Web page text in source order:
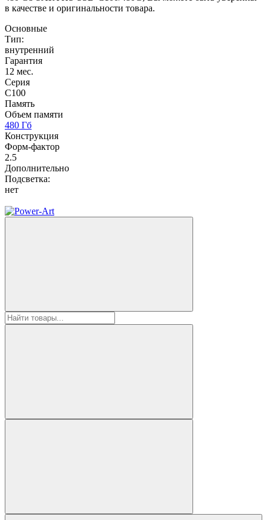
в качестве и оригинальности товара.
Основные
Тип:
внутренний
Гарантия
12 мес.
Серия
C100
Память
Объем памяти
480 Гб
Конструкция
Форм-фактор
2.5
Дополнительно
Подсветка:
нет